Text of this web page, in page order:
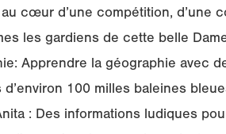
cœur d’une compétition, d’une
les gardiens de cette belle
Apprendre la géographie avec
d’environ 100 milles baleines
: Des informations ludiques